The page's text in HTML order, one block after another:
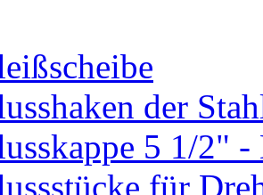
der
5 1/2"
für